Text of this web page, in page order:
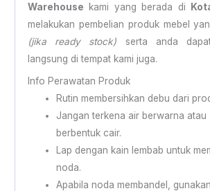
Warehouse kami yang berada di
melakukan pembelian produk mebel
(jika ready stock) serta anda
langsung di tempat kami juga.
Info Perawatan Produk
Rutin membersihkan debu dari
Jangan terkena air berwarna atau
berbentuk cair.
Lap dengan kain lembab untuk
noda.
Apabila noda membandel,